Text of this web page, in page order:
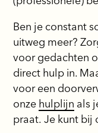
Ben je constant
uitweg meer?
voor gedachten
direct hulp in.
voor een
onze hulplijn als
praat. Je kunt bij